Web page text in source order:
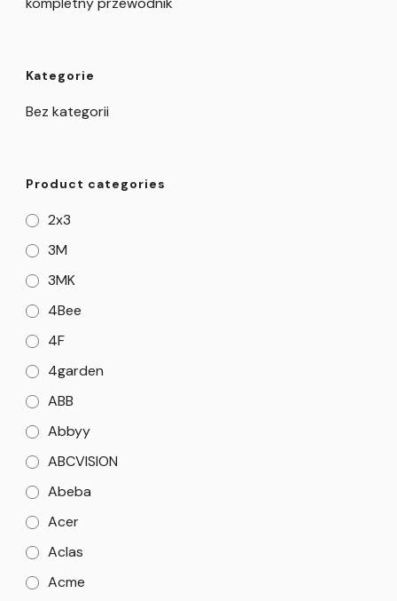
Kategorie
Bez kategorii
Product categories
2x3
3M
3MK
4Bee
4F
4garden
ABB
Abbyy
ABCVISION
Abeba
Acer
Aclas
Acme